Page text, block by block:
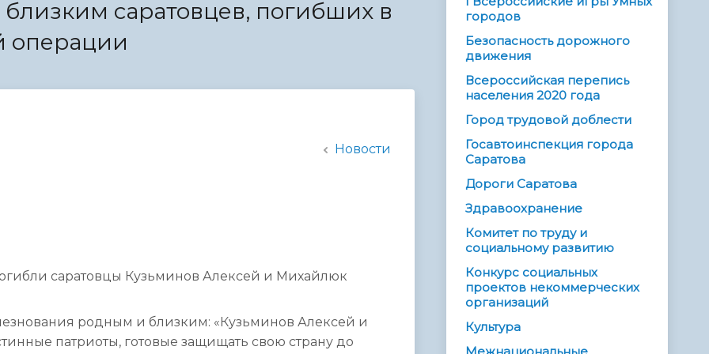
саратовцев, погибших в
операции
Новости
саратовцы Кузьминов Алексей и Михайлюк
родным и близким: «Кузьминов Алексей и
патриоты, готовые защищать свою страну до
городов
Безопасность дорожного
движения
Всероссийская перепись
населения 2020 года
Город трудовой доблести
Госавтоинспекция города
Саратова
Дороги Саратова
Здравоохранение
Комитет по труду и
социальному развитию
Конкурс социальных
проектов некоммерческих
организаций
Культура